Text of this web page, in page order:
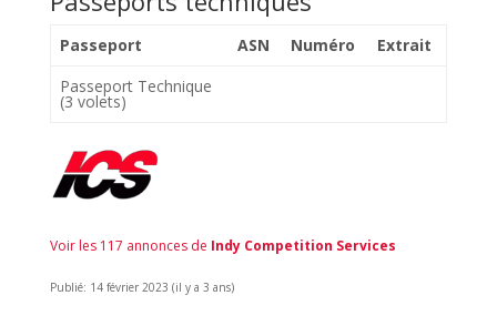
Passeport ASN Numéro
Extrait
Passeport Technique
(3 volets)
Voir les 117 annonces de Indy Competition Services
Publié: 14 février 2023 (il y a 3 ans)